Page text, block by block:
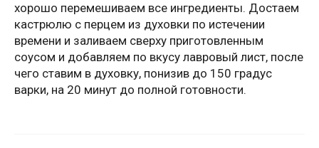
хорошо перемешиваем все ингредиенты. Достаем
кастрюлю с перцем из духовки по истечении
времени и заливаем сверху приготовленным
соусом и добавляем по вкусу лавровый лист, после
чего ставим в духовку, понизив до 150 градус
варки, на 20 минут до полной готовности.